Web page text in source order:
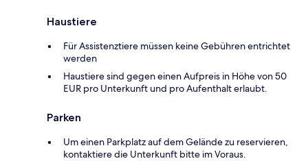
Haustiere
Für Assistenztiere müssen keine Gebühren entrichtet
werden
Haustiere sind gegen einen Aufpreis in Höhe von 50
EUR pro Unterkunft und pro Aufenthalt erlaubt.
Parken
Um einen Parkplatz auf dem Gelände zu reservieren,
kontaktiere die Unterkunft bitte im Voraus.